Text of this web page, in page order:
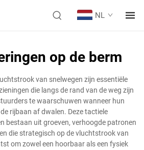
NL
op de berm
van snelwegen zijn essentiële
die langs de rand van de weg zijn
te waarschuwen wanneer hun
rijbaan af dwalen. Deze tactiele
bestaan uit groeven, verhoogde patronen
die strategisch op de vluchtstrook van
om zowel een hoorbaar als een fysiek